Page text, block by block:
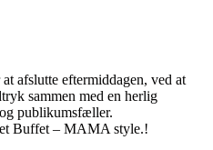
afslutte eftermiddagen, ved at
sammen med en herlig
publikumsfæller.
Buffet – MAMA style.!